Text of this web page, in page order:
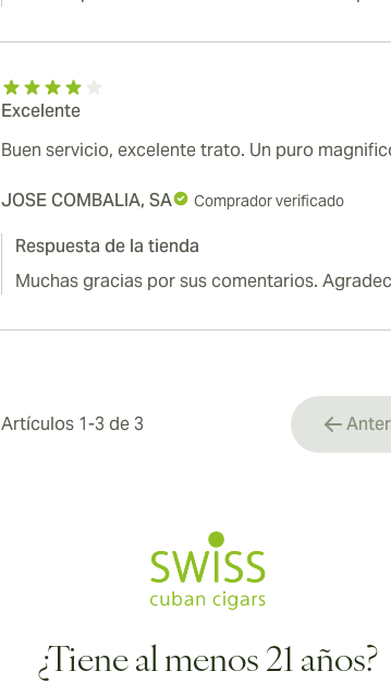
Excelente
Buen servicio, excelente trato. Un puro
JOSE COMBALIA, SA Comprador verificado
Respuesta de la tienda
Muchas gracias por sus comentarios.
Artículos 1-3 de 3
¿Tiene al menos 21 años?
¡Envío internacional disponible a Canadá,